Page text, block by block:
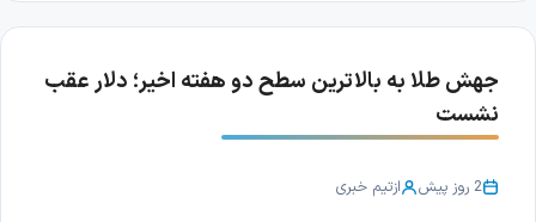
جهش طلا به بالاترین سطح دو هفته اخیر؛ دلار عقب
نشست
2 روز پیش ازتیم خبری